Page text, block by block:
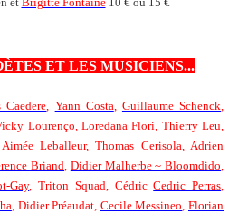
ET LES MUSICIENS...
, Yann Costa, Guillaume Schenck,
Lourenço,Loredana Flori, Thierry Leu,
Aimée Leballeur,Thomas Cerisola, Adrien
Briand, Didier Malherbe ~ Bloomdido,
Gay, Triton Squad, CédricCedric Perras,
, Didier Préaudat, Cecile Messineo, Florian